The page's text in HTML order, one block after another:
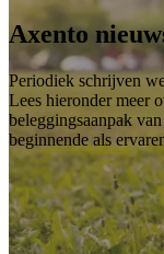
Axento
Periodiek schrijven
Lees hieronder meer
beleggingsaanpak
beginnende als